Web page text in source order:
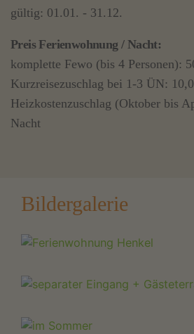
gültig: 01.01. - 31.12.
Preis Ferienwohnung / Nacht:
komplette Fewo (bis 4 Personen):
Kurzreisezuschlag bei 1-3 ÜN:
Heizkostenzuschlag (Oktober bis
Nacht
Bildergalerie